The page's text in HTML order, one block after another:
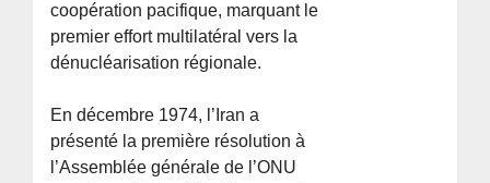
coopération pacifique, marquant le
premier effort multilatéral vers la
dénucléarisation régionale.
En décembre 1974, l’Iran a
présenté la première résolution à
l’Assemblée générale de l’ONU